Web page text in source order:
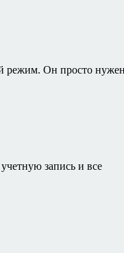
режим. Он просто
запись и все